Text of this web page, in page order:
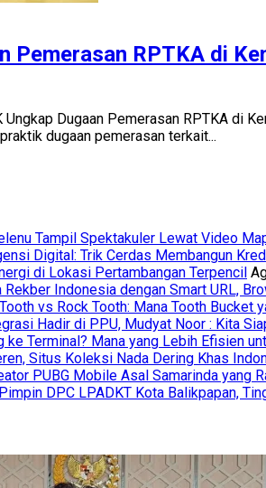
Pemerasan RPTKA di
Dugaan Pemerasan RPTKA di
dugaan pemerasan terkait...
Tampil Spektakuler Lewat Video
Digital: Trik Cerdas Membangun
di Lokasi Pertambangan Terpencil
Indonesia dengan Smart URL,
vs Rock Tooth: Mana Tooth Bucket
Hadir di PPU, Mudyat Noor : Kita
ke Terminal? Mana yang Lebih Efisien
Situs Koleksi Nada Dering Khas
PUBG Mobile Asal Samarinda yang
DPC LPADKT Kota Balikpapan,